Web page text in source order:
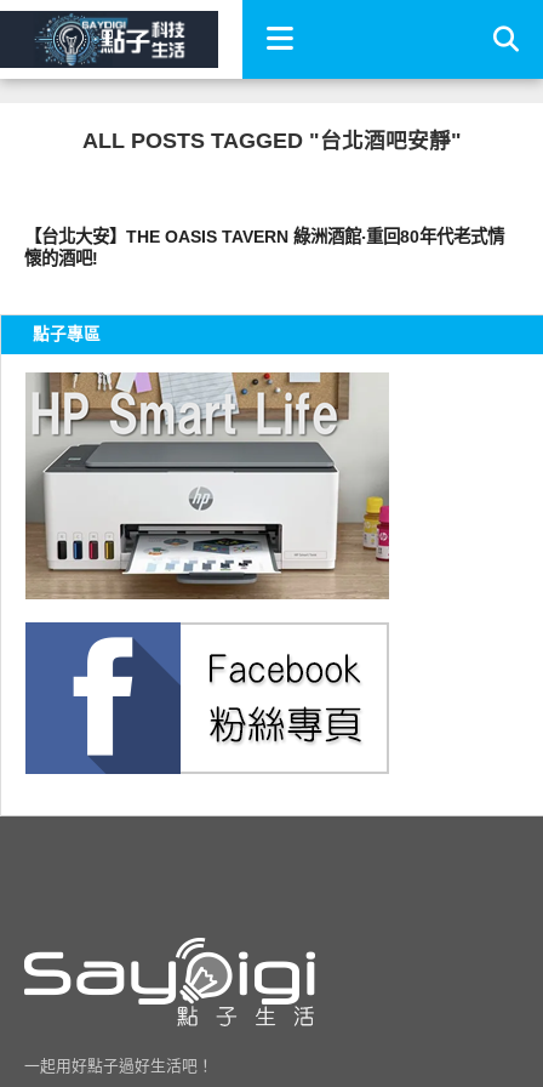
ALL POSTS TAGGED "台北酒吧安靜"
【台北大安】THE OASIS TAVERN 綠洲酒館‧重回80年代老式情
懷的酒吧!
點子專區
一起用好點子過好生活吧！